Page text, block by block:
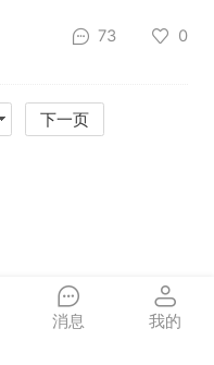
73 0
下一页
消息 我的